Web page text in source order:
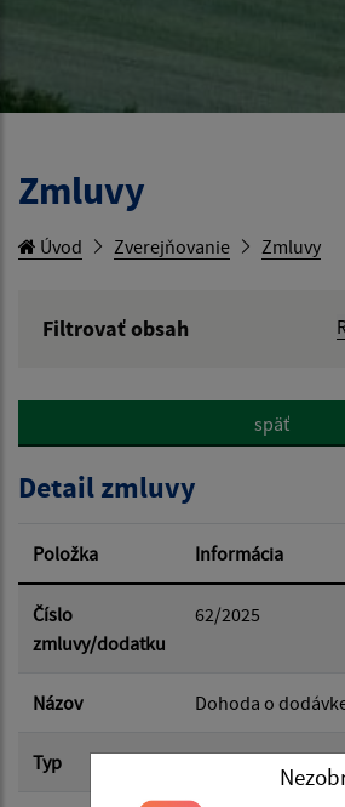
Zmluvy
Úvod Zverejňovanie Zmluvy
Filtrovať obsah
Hľadať v:
Dátum od:
Dátum do:
Suma od:
späť
Detail zmluvy
Položka Informácia
Číslo
zmluvy/dodatku
62/2025
Názov Dohoda o
Typ Hlavná zmluva